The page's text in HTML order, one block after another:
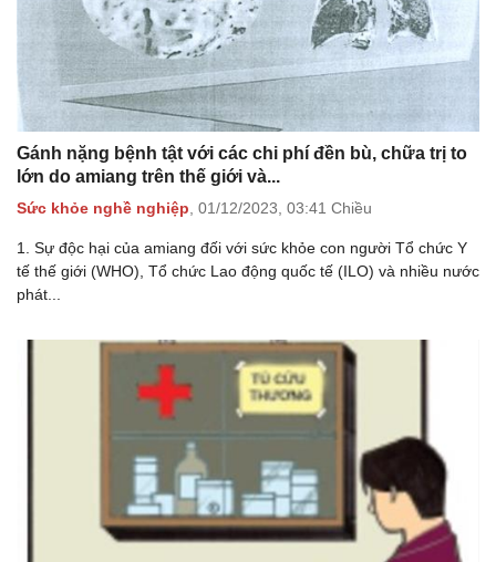
Gánh nặng bệnh tật với các chi phí đền bù, chữa trị to
lớn do amiang trên thế giới và...
Sức khỏe nghề nghiệp 01/12/2023, 03:41 Chiều
1. Sự độc hại của amiang đối với sức khỏe con người Tổ chức Y
tế thế giới (WHO), Tổ chức Lao động quốc tế (ILO) và nhiều nước
phát...